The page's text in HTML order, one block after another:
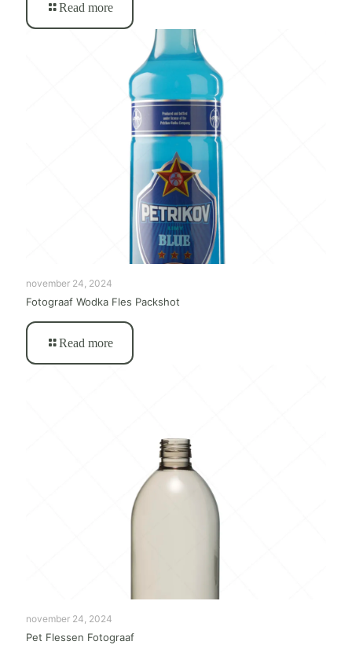
Read more
november 24, 2024
Fotograaf Wodka Fles Packshot
Read more
november 24, 2024
Pet Flessen Fotograaf